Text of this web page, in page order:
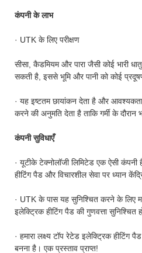
कंपनी के लाभ
· UTK के लिए परीक्षण
सीसा, कैडमियम और पारा जैसी कोई भारी
सकती है, इससे भूमि और पानी को कोई
· यह इष्टतम छायांकन देता है और
करने की अनुमति देता है ताकि गर्मी के
कंपनी सुविधाएँ
· यूटीके टेक्नोलॉजी लिमिटेड एक ऐसी कंपनी
हीटिंग पैड और विचारशील सेवा पर ध्यान
· UTK के पास यह सुनिश्चित करने के लिए
इलेक्ट्रिक हीटिंग पैड की गुणवत्ता सुनिश्चित
· हमारा लक्ष्य टॉप रेटेड इलेक्ट्रिक हीटिंग
बनना है। एक प्रस्ताव प्राप्त!